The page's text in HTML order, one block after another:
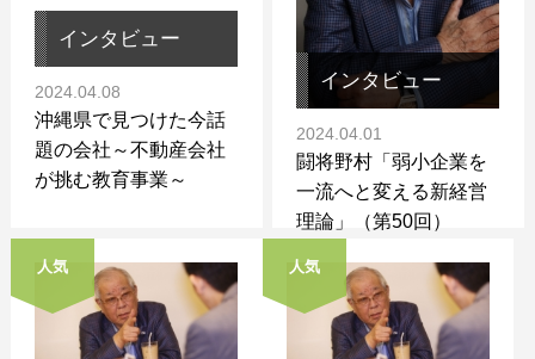
インタビュー
2024.04.08
沖縄県で見つけた今話
題の会社～不動産会社
が挑む教育事業～
インタビュー
2024.04.01
闘将野村「弱小企業を
一流へと変える新経営
理論」（第50回）
人気 人気